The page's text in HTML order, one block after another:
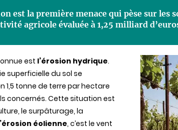
est la première menace qui pèse sur les
agricole évaluée à 1,25 milliard
est l’érosion hydrique.
superficielle du sol se
1,5 tonne de terre par hectare
concernés. Cette situation est
le surpâturage, la
éolienne, c’est le vent